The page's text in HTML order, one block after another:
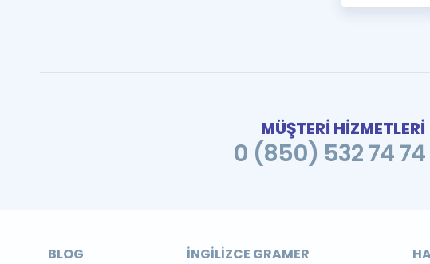
MÜŞTERİ HİZMETLERİ
0 (850) 532 74 74
BLOG İNGILIZCE GRAMER